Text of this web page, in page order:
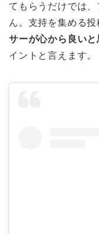
てもらうだけでは
ん。支持を集める投
サーが心から良いと
イントと言えます。